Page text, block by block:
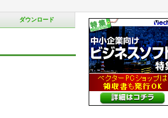
ダウンロード